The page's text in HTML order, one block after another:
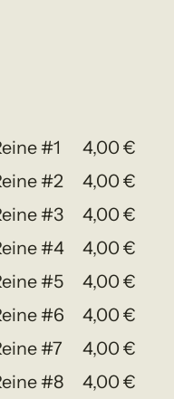
#1 4,00€
#2 4,00€
#3 4,00€
#4 4,00€
#5 4,00€
#6 4,00€
#7 4,00€
#8 4,00€